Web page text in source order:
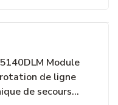
Module
de ligne
de secours